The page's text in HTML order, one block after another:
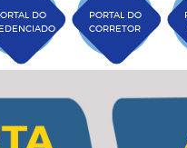
DO
PORTAL DO
CORRETOR